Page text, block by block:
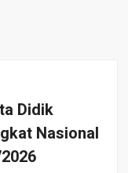
Tahun Ajaran
2025
Belajar
Tingkat Nasional
Merajut
Didik
Nasional